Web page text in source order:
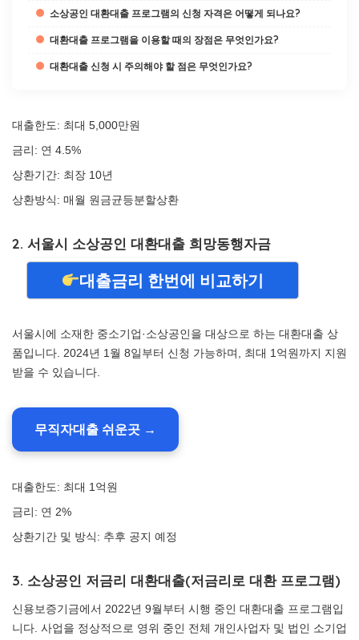
소상공인 대환대출 프로그램의 신청 자격은 어떻게 되나요?
대환대출 프로그램을 이용할 때의 장점은 무엇인가요?
대환대출 신청 시 주의해야 할 점은 무엇인가요?
대출한도: 최대 5,000만원
금리: 연 4.5%
상환기간: 최장 10년
상환방식: 매월 원금균등분할상환
2. 서울시 소상공인 대환대출 희망동행자금
대출금리 한번에 비교하기
서울시에 소재한 중소기업·소상공인을 대상으로 하는 대환대출 상
품입니다. 2024년 1월 8일부터 신청 가능하며, 최대 1억원까지 지원
받을 수 있습니다.
무직자대출 쉬운곳 →
대출한도: 최대 1억원
금리: 연 2%
상환기간 및 방식: 추후 공지 예정
3. 소상공인 저금리 대환대출(저금리로 대환 프로그램)
신용보증기금에서 2022년 9월부터 시행 중인 대환대출 프로그램입
니다. 사업을 정상적으로 영위 중인 전체 개인사업자 및 법인 소기업